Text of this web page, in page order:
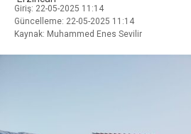
Giriş: 22-05-2025 11:14
Güncelleme: 22-05-2025 11:14
Kaynak: Muhammed Enes Sevilir